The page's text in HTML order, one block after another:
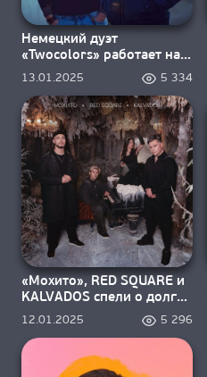
Немецкий дуэт
«Twocolors» работает над
студийным альбомом
13.01.2025 5 334
«Мохито», RED SQUARE и
KALVADOS спели о долгой
зиме
12.01.2025 5 296